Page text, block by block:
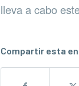
lleva a cabo
Compartir esta